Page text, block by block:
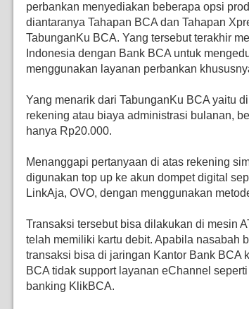
perbankan menyediakan beberapa opsi
diantaranya Tahapan BCA dan Tahapan
TabunganKu BCA. Yang tersebut terakhir
Indonesia dengan Bank BCA untuk
menggunakan layanan perbankan
Yang menarik dari TabunganKu BCA yaitu
rekening atau biaya administrasi bulanan,
hanya Rp20.000.
Menanggapi pertanyaan di atas rekening
digunakan top up ke akun dompet digital
LinkAja, OVO, dengan menggunakan
Transaksi tersebut bisa dilakukan di mesin
telah memiliki kartu debit. Apabila nasabah
transaksi bisa di jaringan Kantor Bank BCA
BCA tidak support layanan eChannel
banking KlikBCA.